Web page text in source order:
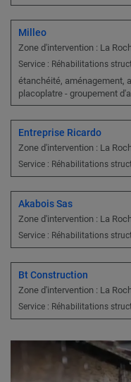
Milleo
Zone d'intervention : La
Service : Réhabilitations
étanchéité, aménagement,
placoplatre - groupement
Entreprise Ricardo
Zone d'intervention : La
Service : Réhabilitations
Akabois Sas
Zone d'intervention : La
Service : Réhabilitations
Bt Construction
Zone d'intervention : La
Service : Réhabilitations